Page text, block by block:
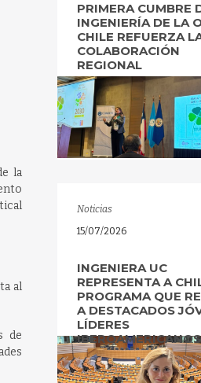
la
al
de
PRIMERA CUMBRE
INGENIERÍA DE LA
CHILE REFUERZA
COLABORACIÓN
REGIONAL
Noticias
15/07/2026
INGENIERA UC
REPRESENTA A
PROGRAMA QUE
A DESTACADOS
LÍDERES
IBEROAMERICANOS